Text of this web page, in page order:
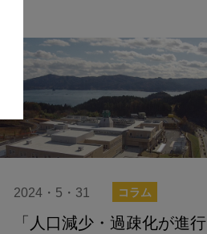
2024・5・31 コラム
「人口減少・過疎化が進行